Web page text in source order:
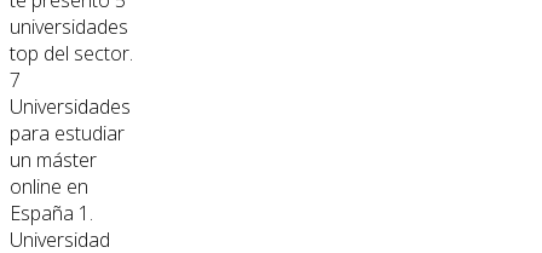
universidades
top del sector.
7
Universidades
para estudiar
un máster
online en
España 1.
Universidad